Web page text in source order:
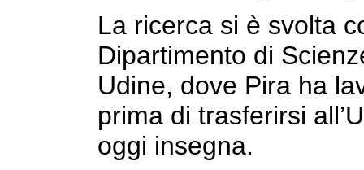
La ricerca si è svolta
Dipartimento di
Udine, dove Pira ha
prima di trasferirsi
oggi insegna.